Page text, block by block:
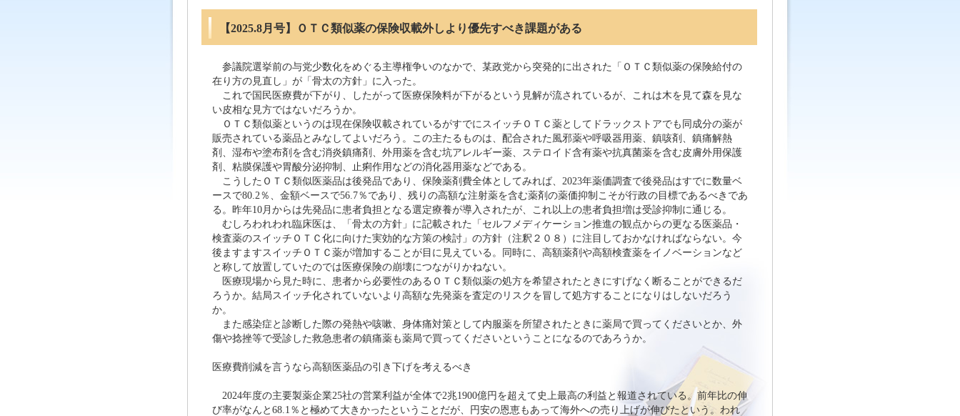
【2025.8月号】ＯＴＣ類似薬の保険収載外しより優先すべき課題がある
参議院選挙前の与党少数化をめぐる主導権争いのなかで、某政党から突発的に出された「ＯＴＣ類似薬の保険給付の
在り方の見直し」が「骨太の方針」に入った。
これで国民医療費が下がり、したがって医療保険料が下がるという見解が流されているが、これは木を見て森を見な
い皮相な見方ではないだろうか。
ＯＴＣ類似薬というのは現在保険収載されているがすでにスイッチＯＴＣ薬としてドラックストアでも同成分の薬が
販売されている薬品とみなしてよいだろう。この主たるものは、配合された風邪薬や呼吸器用薬、鎮咳剤、鎮痛解熱
剤、湿布や塗布剤を含む消炎鎮痛剤、外用薬を含む坑アレルギー薬、ステロイド含有薬や抗真菌薬を含む皮膚外用保護
剤、粘膜保護や胃酸分泌抑制、止痢作用などの消化器用薬などである。
こうしたＯＴＣ類似医薬品は後発品であり、保険薬剤費全体としてみれば、2023年薬価調査で後発品はすでに数量ベ
ースで80.2％、金額ベースで56.7％であり、残りの高額な注射薬を含む薬剤の薬価抑制こそが行政の目標であるべきであ
る。昨年10月からは先発品に患者負担となる選定療養が導入されたが、これ以上の患者負担増は受診抑制に通じる。
むしろわれわれ臨床医は、「骨太の方針」に記載された「セルフメディケーション推進の観点からの更なる医薬品・
検査薬のスイッチＯＴＣ化に向けた実効的な方策の検討」の方針（注釈２０８）に注目しておかなければならない。今
後ますますスイッチＯＴＣ薬が増加することが目に見えている。同時に、高額薬剤や高額検査薬をイノベーションなど
と称して放置していたのでは医療保険の崩壊につながりかねない。
医療現場から見た時に、患者から必要性のあるＯＴＣ類似薬の処方を希望されたときにすげなく断ることができるだ
ろうか。結局スイッチ化されていないより高額な先発薬を査定のリスクを冒して処方することになりはしないだろう
か。
また感染症と診断した際の発熱や咳嗽、身体痛対策として内服薬を所望されたときに薬局で買ってくださいとか、外
傷や捻挫等で受診した救急患者の鎮痛薬も薬局で買ってくださいということになるのであろうか。
医療費削減を言うなら高額医薬品の引き下げを考えるべき
2024年度の主要製薬企業25社の営業利益が全体で2兆1900億円を超えて史上最高の利益と報道されている。前年比の伸
び率がなんと68.1％と極めて大きかったということだが、円安の恩恵もあって海外への売り上げが伸びたという。われ